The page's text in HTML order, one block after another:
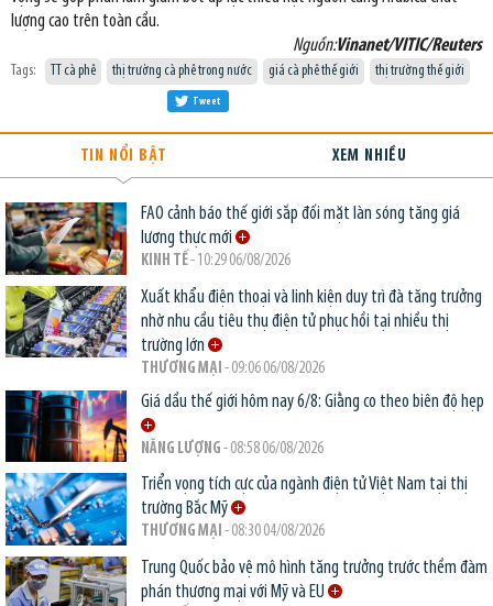
lượng cao trên toàn cầu.
Nguồn:Vinanet/VITIC/Reuters
Tags: TT cà phê thị trường cà phê trong nước giá cà phê thế giới thị trường thế giới
Tweet
TIN NỔI BẬT XEM NHIỀU
FAO cảnh báo thế giới sắp đối mặt làn sóng tăng giá
lương thực mới
KINH TẾ- 10:29 06/08/2026
Xuất khẩu điện thoại và linh kiện duy trì đà tăng trưởng
nhờ nhu cầu tiêu thụ điện tử phục hồi tại nhiều thị
trường lớn
THƯƠNG MẠI - 09:06 06/08/2026
Giá dầu thế giới hôm nay 6/8: Giằng co theo biên độ hẹp
NĂNG LƯỢNG - 08:58 06/08/2026
Triển vọng tích cực của ngành điện tử Việt Nam tại thị
trường Bắc Mỹ
THƯƠNG MẠI - 08:30 04/08/2026
Trung Quốc bảo vệ mô hình tăng trưởng trước thềm đàm
phán thương mại với Mỹ và EU